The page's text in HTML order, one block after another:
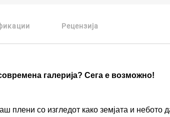
Рецензија
галерија? Сега е возможно!
плени со изгледот како земјата и небото